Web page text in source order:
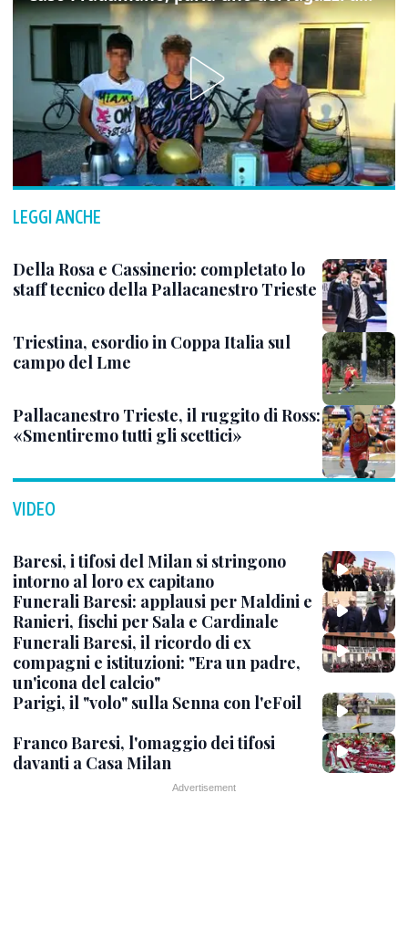
LEGGI ANCHE
Della Rosa e Cassinerio: completato lo
staff tecnico della Pallacanestro Trieste
Triestina, esordio in Coppa Italia sul
campo del Lme
Pallacanestro Trieste, il ruggito di Ross:
«Smentiremo tutti gli scettici»
VIDEO
Baresi, i tifosi del Milan si stringono
intorno al loro ex capitano
Funerali Baresi: applausi per Maldini e
Ranieri, fischi per Sala e Cardinale
Funerali Baresi, il ricordo di ex
compagni e istituzioni: "Era un padre,
un'icona del calcio"
Parigi, il "volo" sulla Senna con l'eFoil
Franco Baresi, l'omaggio dei tifosi
davanti a Casa Milan